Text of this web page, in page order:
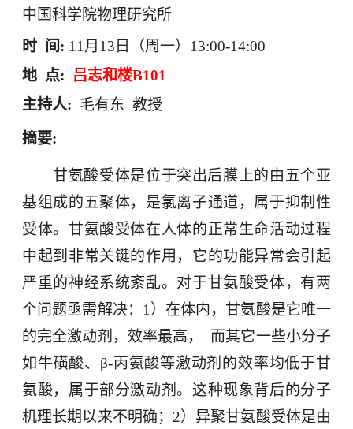
中国科学院物理研究所
时 间: 11月 13 日（周一） 13:00-14:00
地 点: 吕志和楼B101
主持人: 毛有东 教授
摘要:
甘氨酸受体是位于突出后膜上的由五个亚
基组成的五聚体，是氯离子通道，属于抑制性
受体。甘氨酸受体在人体的正常生命活动过程
中起到非常关键的作用，它的功能异常会引起
严重的神经系统紊乱。对于甘氨酸受体，有两
个问题亟需解决： 1 ）在体内，甘氨酸是它唯一
的完全激动剂，效率最高，
而其它一些小分子
如牛磺酸、 β-丙氨酸等激动剂的效率均低于甘
氨酸，属于部分激动剂。这种现象背后的分子
机理长期以来不明确； 2）异聚甘氨酸受体是由